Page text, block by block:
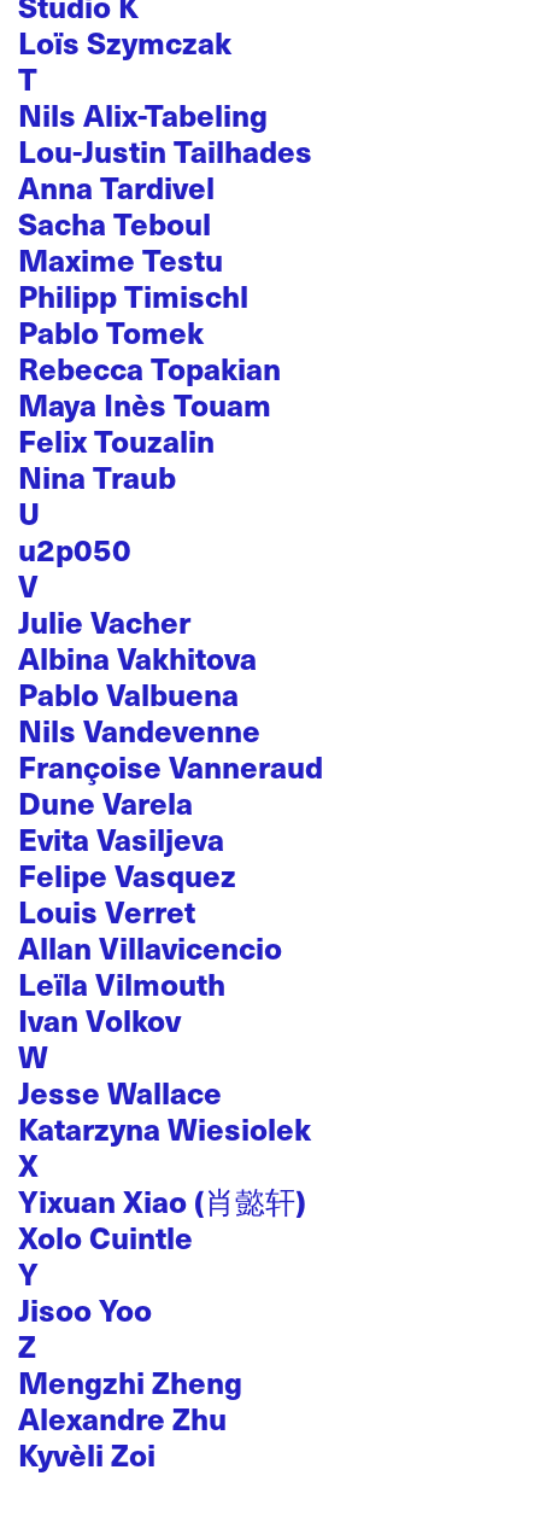
Loïs Szymczak
T
Nils Alix-Tabeling
Lou-Justin Tailhades
Anna Tardivel
Sacha Teboul
Maxime Testu
Philipp Timischl
Pablo Tomek
Rebecca Topakian
Maya Inès Touam
Felix Touzalin
Nina Traub
U
u2p050
V
Julie Vacher
Albina Vakhitova
Pablo Valbuena
Nils Vandevenne
Françoise Vanneraud
Dune Varela
Evita Vasiljeva
Felipe Vasquez
Louis Verret
Allan Villavicencio
Leïla Vilmouth
Ivan Volkov
W
Jesse Wallace
Katarzyna Wiesiolek
X
Yixuan Xiao (肖懿轩)
Xolo Cuintle
Y
Jisoo Yoo
Z
Mengzhi Zheng
Alexandre Zhu
Kyvèli Zoi